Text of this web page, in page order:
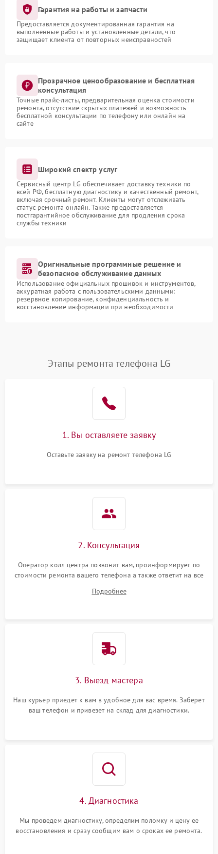
Гарантия на работы и запчасти
Предоставляется документированная гарантия на
выполненные работы и установленные детали, что
защищает клиента от повторных неисправностей
Прозрачное ценообразование и бесплатная
консультация
Точные прайс-листы, предварительная оценка стоимости
ремонта, отсутствие скрытых платежей и возможность
бесплатной консультации по телефону или онлайн на
сайте
Широкий спектр услуг
Сервисный центр LG обеспечивает доставку техники по
всей РФ, бесплатную диагностику и качественный ремонт,
включая срочный ремонт. Клиенты могут отслеживать
статус ремонта онлайн. Также предоставляется
постгарантийное обслуживание для продления срока
службы техники
Оригинальные программные решение и
безопасное обслуживание данных
Использование официальных прошивок и инструментов,
аккуратная работа с пользовательскими данными:
резервное копирование, конфиденциальность и
восстановление информации при необходимости
Этапы ремонта телефона LG
1. Вы оставляете заявку
Оставьте заявку на ремонт телефона LG
2. Консультация
Оператор колл центра позвонит вам, проинформирует по
стоимости ремонта вашего телефона а также ответит на все
Подробнее
3. Выезд мастера
Наш курьер приедет к вам в удобное для вас время. Заберет
ваш телефон и привезет на склад для диагностики.
4. Диагностика
Мы проведем диагностику, определим поломку и цену ее
восстановления и сразу сообщим вам о сроках ее ремонта.